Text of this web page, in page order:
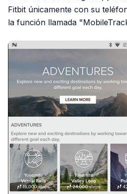
Fitbit únicamente con su
la función llamada